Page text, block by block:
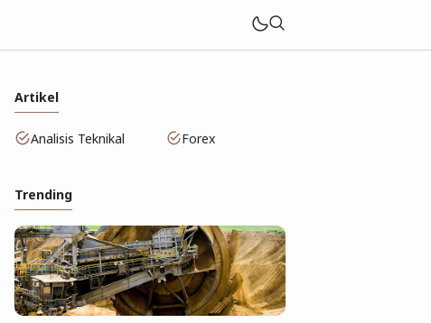
Artikel
Analisis Teknikal Forex
Trending